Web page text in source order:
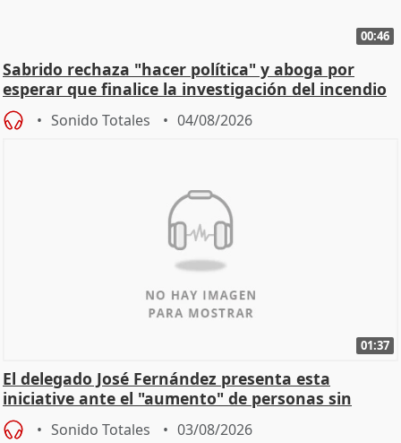
00:46
Sabrido rechaza "hacer política" y aboga por
esperar que finalice la investigación del incendio
Sonido Totales 04/08/2026
01:37
El delegado José Fernández presenta esta
iniciative ante el "aumento" de personas sin
hogar en Madri
Sonido Totales 03/08/2026